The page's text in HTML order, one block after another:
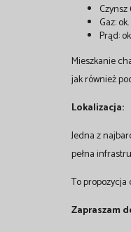
Gaz:
Prąd:
Mieszkanie
jak również
Lokalizacja:
Jedna z
pełna
To
Zapraszam